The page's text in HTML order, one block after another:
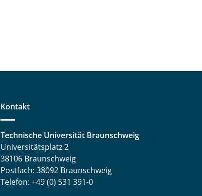
Kontakt
Technische Universität Braunschweig
Universitätsplatz 2
38106 Braunschweig
Postfach: 38092 Braunschweig
Telefon: +49 (0) 531 391-0